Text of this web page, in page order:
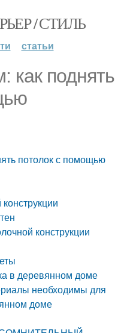
/ СТИЛЬ
статьи
как поднять
потолок с помощью
конструкции
в деревянном доме
необходимы для
доме